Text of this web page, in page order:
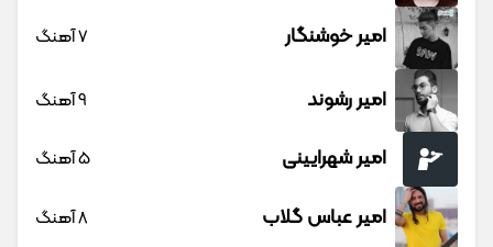
امیر خوشنگار 7 آهنگ
امیر رشوند 9 آهنگ
امیر شهرایینی 5 آهنگ
امیر عباس گلاب 8 آهنگ